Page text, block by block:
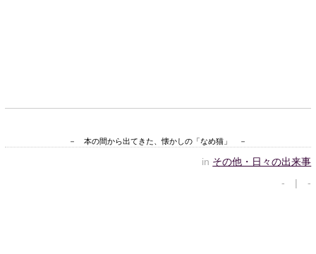
－ 本の間から出てきた、懐かしの「なめ猫」 －
in その他・日々の出来事
- | -